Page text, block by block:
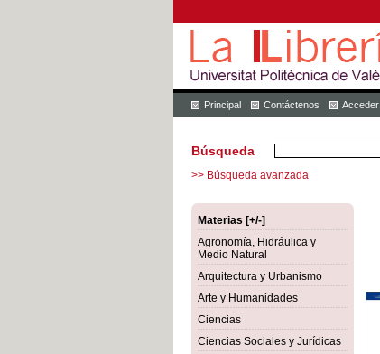
Principal Contáctenos Acceder
Búsqueda
>> Búsqueda avanzada
Materias [+/-]
Agronomía, Hidráulica y
Medio Natural
Arquitectura y Urbanismo
Arte y Humanidades
Ciencias
Ciencias Sociales y Jurídicas